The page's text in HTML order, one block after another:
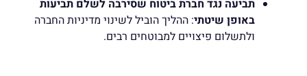
תביעה נגד חברת ביטוח שסירבה לשלם תביעות
באופן שיטתי: ההליך הוביל לשינוי מדיניות החברה
ולתשלום פיצויים למבוטחים רבים.